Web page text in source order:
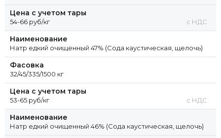
Цена с учетом тары
54-66 руб/кг с НДС
Наименование
Натр едкий очищенный 47% (Сода каустическая, щелочь)
Фасовка
32/45/335/1500 кг
Цена с учетом тары
53-65 руб/кг с НДС
Наименование
Натр едкий очищенный 46% (Сода каустическая, щелочь)